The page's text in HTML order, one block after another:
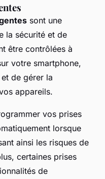
sont une
la sécurité et de
être contrôlées à
votre smartphone,
de gérer la
appareils.
vos prises
lorsque
ainsi les risques de
certaines prises
de